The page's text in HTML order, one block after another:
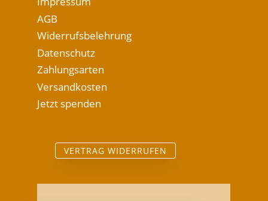
AGB
Widerrufsbelehrung
Datenschutz
Zahlungsarten
Versandkosten
Jetzt spenden
VERTRAG WIDERRUFEN